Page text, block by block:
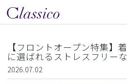
【フロントオープン特集】
に選ばれるストレスフリー
2026.07.02